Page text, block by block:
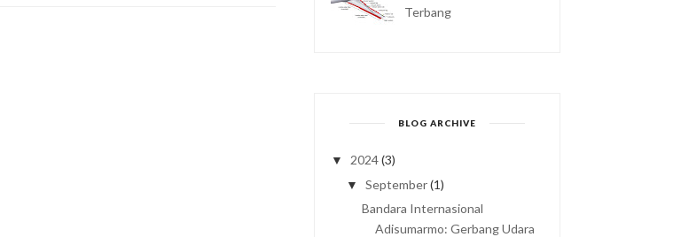
Terbang
BLOG ARCHIVE
▼ 2024(3)
▼ September(1)
Bandara Internasional
Adisumarmo: Gerbang Udara